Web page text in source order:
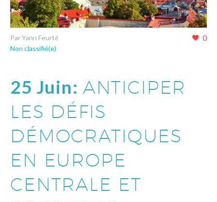
0
Par Yann Feurté
Non classifié(e)
25 Juin: ANTICIPER
LES DÉFIS
DÉMOCRATIQUES
EN EUROPE
CENTRALE ET